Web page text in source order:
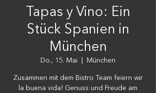
Tapas y Vino: Ein
Stück Spanien in
München
Do., 15. Mai München
Zusammen mit dem Bistro Team feiern wir
la buena vida! Genuss und Freude am